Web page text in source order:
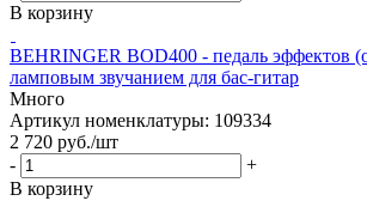
В корзину
BEHRINGER BOD400 - педаль эффектов
ламповым звучанием для бас-гитар
Много
Артикул номенклатуры: 109334
2 720 руб./шт
-
+
В корзину